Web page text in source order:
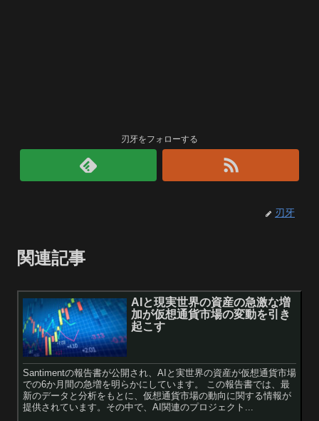
刃牙をフォローする
刃牙
関連記事
AIと現実世界の資産の急激な増
加が仮想通貨市場の変動を引き
起こす
Santimentの報告書が公開され、AIと実世界の資産が仮想通貨市場
での6か月間の急増を明らかにしています。 この報告書では、最
新のデータと分析をもとに、仮想通貨市場の動向に関する情報が
提供されています。その中で、AI関連のプロジェクト...